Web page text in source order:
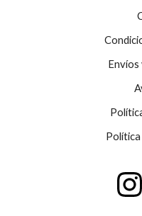
Envíos
Política